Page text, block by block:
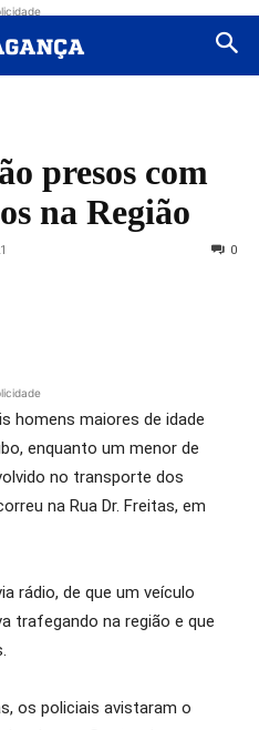
presos com
na Região
0
homens maiores de idade
enquanto um menor de
no transporte dos
na Rua Dr. Freitas, em
rádio, de que um veículo
trafegando na região e que
os policiais avistaram o